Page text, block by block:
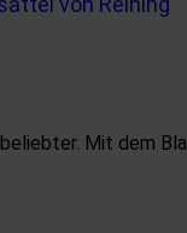
Mit dem